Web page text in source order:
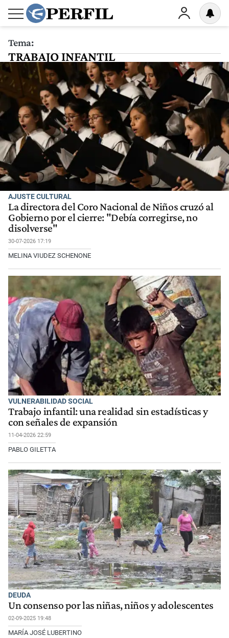
Tema:
TRABAJO INFANTIL
AJUSTE CULTURAL
La directora del Coro Nacional de Niños cruzó al
Gobierno por el cierre: "Debía corregirse, no
disolverse"
30-07-2026 17:19
MELINA VIUDEZ SCHENONE
VULNERABILIDAD SOCIAL
Trabajo infantil: una realidad sin estadísticas y
con señales de expansión
11-04-2026 22:59
PABLO GILETTA
DEUDA
Un consenso por las niñas, niños y adolescentes
02-09-2025 19:48
MARÍA JOSÉ LUBERTINO